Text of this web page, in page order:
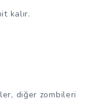
kalır.
diğer zombileri